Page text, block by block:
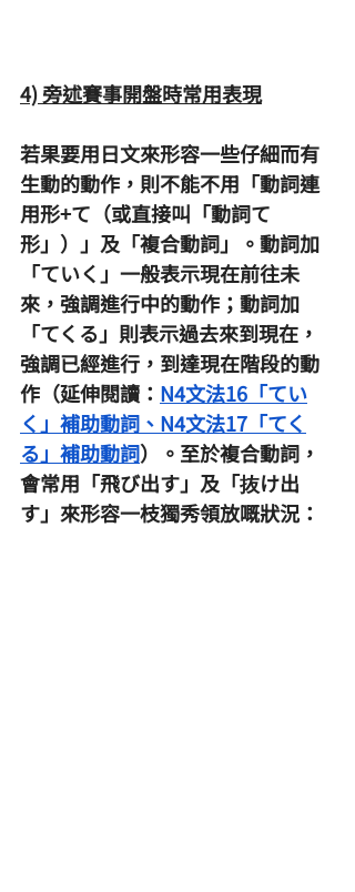
4) 旁述賽事開盤時常用表現
若果要用日文來形容一些仔細而有
生動的動作，則不能不用「動詞連
用形+て（或直接叫「動詞て
形」）」及「複合動詞」。動詞加
「ていく」一般表示現在前往未
來，強調進行中的動作；動詞加
「てくる」則表示過去來到現在，
強調已經進行，到達現在階段的動
作（延伸閱讀： N4文法16「てい
く」補助動詞 、 N4文法17「てく
る」補助動詞）。至於複合動詞，
會常用「飛び出す」及「抜け出
す」來形容一枝獨秀領放嘅狀況：